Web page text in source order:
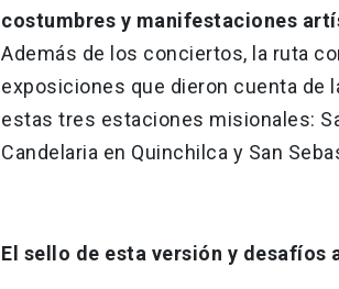
costumbres y manifestaciones
Además de los conciertos, la ruta
exposiciones que dieron cuenta de
estas tres estaciones misionales:
Candelaria en Quinchilca y San
El sello de esta versión y desafíos